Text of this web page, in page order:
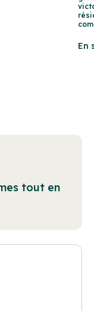
En
tout en